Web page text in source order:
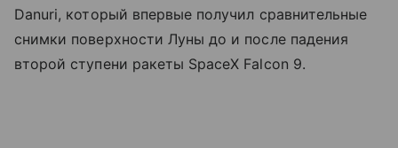
Danuri, который впервые получил сравнительные
снимки поверхности Луны до и после падения
второй ступени ракеты SpaceX Falcon 9.